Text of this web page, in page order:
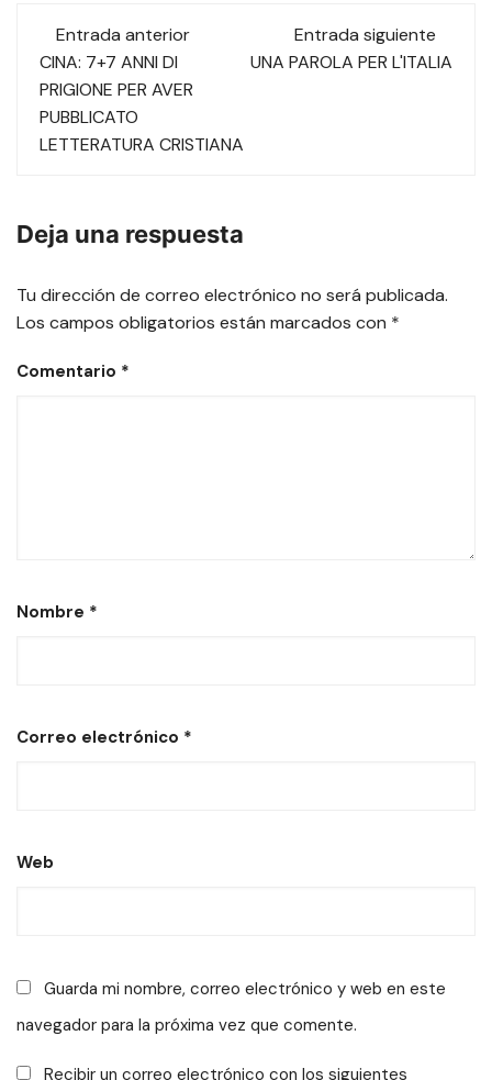
Navegación
de
las
Entrada anterior
CINA: 7+7 ANNI DI
PRIGIONE PER AVER
PUBBLICATO
LETTERATURA CRISTIANA
Entrada siguiente
UNA PAROLA PER L'ITALIA
Deja una respuesta
Tu dirección de correo electrónico no será publicada.
Los campos obligatorios están marcados con *
Comentario *
Nombre *
Correo electrónico *
Web
Guarda mi nombre, correo electrónico y web en este
navegador para la próxima vez que comente.
Recibir un correo electrónico con los siguientes